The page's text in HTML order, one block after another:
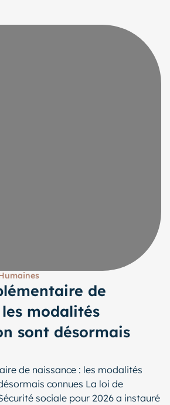
de
modalités
sont désormais
de naissance : les modalités
connues La loi de
sociale pour 2026 a instauré